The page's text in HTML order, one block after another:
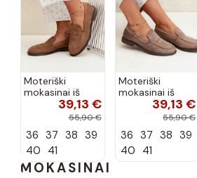
Moteriški
mokasinai iš
dirbtinės
zomšos, rudos
39,13 €
55,90 €
36 37 38 39
40 41
Moteriški
mokasinai iš
dirbtinės
zomšos, molio
39,13 €
55,90 €
36 37 38 39
40 41
MOKASINAI